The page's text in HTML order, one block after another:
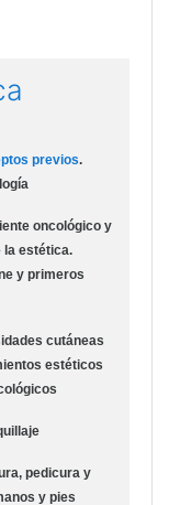
previos.
oncológico y
la estética.
y primeros
cutáneas
estéticos
pedicura y
y pies